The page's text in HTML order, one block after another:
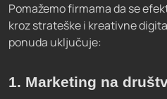
Pomažemo firmama da se
kroz strateške i kreativne
ponuda uključuje:
1. Marketing na